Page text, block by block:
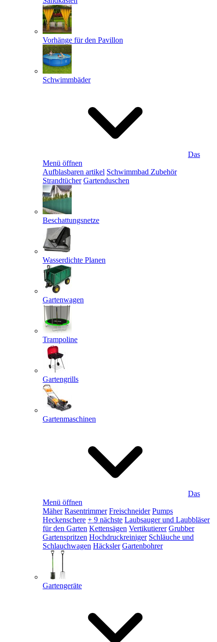
Vorhänge für den Pavillon
Schwimmbäder
Das
Menü öffnen
Aufblasbaren artikel Schwimmbad Zubehör
Strandtücher Gartenduschen
Beschattungsnetze
Wasserdichte Planen
Gartenwagen
Trampoline
Gartengrills
Gartenmaschinen
Das
Menü öffnen
Mäher Rasentrimmer Freischneider Pumps
Heckenschere + 9 nächste Laubsauger und Laubbläser
für den Garten Kettensägen Vertikutierer Grubber
Gartenspritzen Hochdruckreiniger Schläuche und
Schlauchwagen Häcksler Gartenbohrer
Gartengeräte